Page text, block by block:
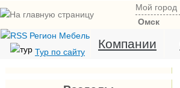
Мой город
Омск
Тур по сайту
Компании